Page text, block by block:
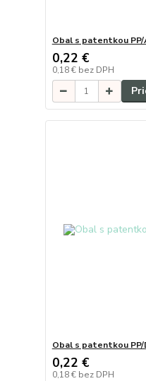
Obal s patentkou
0,22 €
0,18 € bez DPH
Obal s patentkou
0,22 €
0,18 € bez DPH